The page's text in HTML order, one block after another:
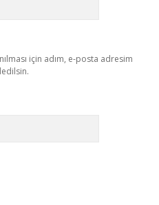
için adım, e-posta adresim